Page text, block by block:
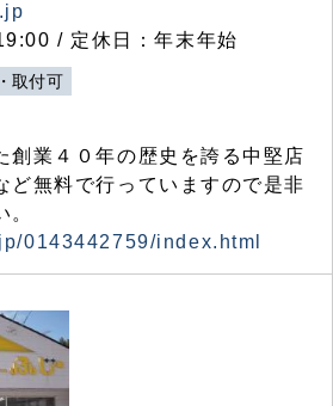
/ 定休日：年末年始
取付可
創業４０年の歴史を誇る中堅店
ど無料で行っていますので是非
0143442759/index.html